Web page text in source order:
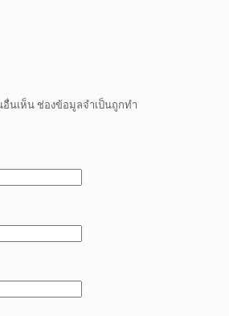
อื่นเห็น ช่องข้อมูลจำเป็นถูกทำ